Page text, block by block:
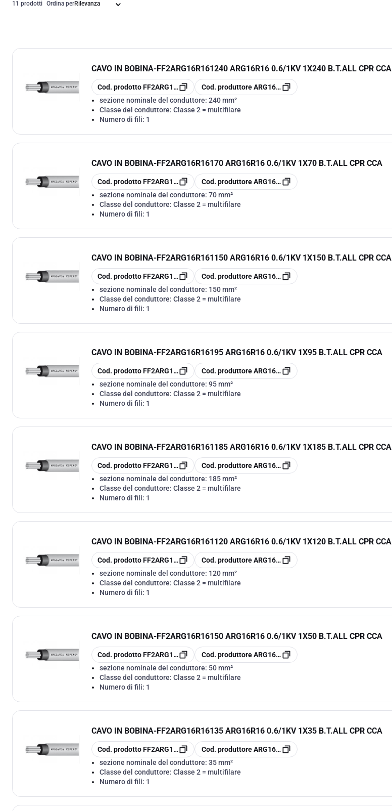
11 prodotti Ordina per
CAVO IN BOBINA-FF2ARG16R161240 ARG16R16 0.6/1KV 1X240 B.T.ALL CPR CCA
copia
Cod. prodottoFF2ARG16R161240
copia
Cod. produttore ARG16R161240
sezione nominale del conduttore: 240 mm²
Classe del conduttore: Classe 2 = multifilare
Numero di fili: 1
CAVO IN BOBINA-FF2ARG16R16170 ARG16R16 0.6/1KV 1X70 B.T.ALL CPR CCA
copia
Cod. prodottoFF2ARG16R16170copia
Cod. produttore ARG16R16170
sezione nominale del conduttore: 70 mm²
Classe del conduttore: Classe 2 = multifilare
Numero di fili: 1
CAVO IN BOBINA-FF2ARG16R161150 ARG16R16 0.6/1KV 1X150 B.T.ALL CPR CCA
copia
Cod. prodottoFF2ARG16R161150
copia
Cod. produttore ARG16R161150
sezione nominale del conduttore: 150 mm²
Classe del conduttore: Classe 2 = multifilare
Numero di fili: 1
CAVO IN BOBINA-FF2ARG16R16195 ARG16R16 0.6/1KV 1X95 B.T.ALL CPR CCA
copia
Cod. prodottoFF2ARG16R16195copia
Cod. produttore ARG16R16195
sezione nominale del conduttore: 95 mm²
Classe del conduttore: Classe 2 = multifilare
Numero di fili: 1
CAVO IN BOBINA-FF2ARG16R161185 ARG16R16 0.6/1KV 1X185 B.T.ALL CPR CCA
copia
Cod. prodottoFF2ARG16R161185
copia
Cod. produttore ARG16R161185
sezione nominale del conduttore: 185 mm²
Classe del conduttore: Classe 2 = multifilare
Numero di fili: 1
CAVO IN BOBINA-FF2ARG16R161120 ARG16R16 0.6/1KV 1X120 B.T.ALL CPR CCA
copia
Cod. prodottoFF2ARG16R161120
copia
Cod. produttore ARG16R161120
sezione nominale del conduttore: 120 mm²
Classe del conduttore: Classe 2 = multifilare
Numero di fili: 1
CAVO IN BOBINA-FF2ARG16R16150 ARG16R16 0.6/1KV 1X50 B.T.ALL CPR CCA
copia
Cod. prodottoFF2ARG16R16150copia
Cod. produttore ARG16R16150
sezione nominale del conduttore: 50 mm²
Classe del conduttore: Classe 2 = multifilare
Numero di fili: 1
CAVO IN BOBINA-FF2ARG16R16135 ARG16R16 0.6/1KV 1X35 B.T.ALL CPR CCA
copia
Cod. prodottoFF2ARG16R16135copia
Cod. produttore ARG16R16135
sezione nominale del conduttore: 35 mm²
Classe del conduttore: Classe 2 = multifilare
Numero di fili: 1